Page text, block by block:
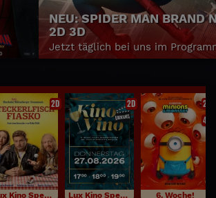
NEU: SPIDER MAN BRAND
2D 3D
Jetzt täglich bei uns im
2D
Lux Kino Specials
2D
Lux Kino Specials
2D
4K
6. Woche!